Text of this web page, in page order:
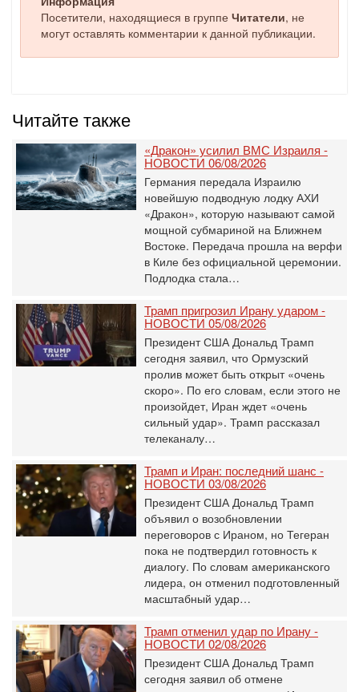
Посетители, находящиеся в группе Читатели, не
могут оставлять комментарии к данной публикации.
Читайте также
«Дракон» усилил ВМС Израиля -
НОВОСТИ 06/08/2026
Германия передала Израилю
новейшую подводную лодку АХИ
«Дракон», которую называют самой
мощной субмариной на Ближнем
Востоке. Передача прошла на верфи
в Киле без официальной церемонии.
Подлодка стала…
Трамп пригрозил Ирану ударом -
НОВОСТИ 05/08/2026
Президент США Дональд Трамп
сегодня заявил, что Ормузский
пролив может быть открыт «очень
скоро». По его словам, если этого не
произойдет, Иран ждет «очень
сильный удар». Трамп рассказал
телеканалу…
Трамп и Иран: последний шанс -
НОВОСТИ 03/08/2026
Президент США Дональд Трамп
объявил о возобновлении
переговоров с Ираном, но Тегеран
пока не подтвердил готовность к
диалогу. По словам американского
лидера, он отменил подготовленный
масштабный удар…
Трамп отменил удар по Ирану -
НОВОСТИ 02/08/2026
Президент США Дональд Трамп
сегодня заявил об отмене